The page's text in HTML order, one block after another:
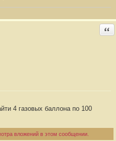
4 газовых баллона по 100
вложений в этом сообщении.